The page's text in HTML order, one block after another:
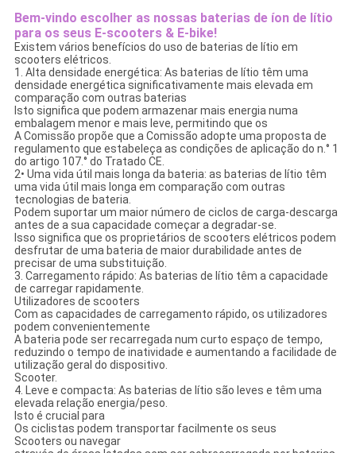
Bem-vindo escolher as nossas baterias de íon de lítio
para os seus E-scooters & E-bike!
Existem vários benefícios do uso de baterias de lítio em
scooters elétricos.
1. Alta densidade energética: As baterias de lítio têm uma
densidade energética significativamente mais elevada em
comparação com outras baterias
Isto significa que podem armazenar mais energia numa
embalagem menor e mais leve, permitindo que os
A Comissão propõe que a Comissão adopte uma proposta de
regulamento que estabeleça as condições de aplicação do n.° 1
do artigo 107.° do Tratado CE.
2• Uma vida útil mais longa da bateria: as baterias de lítio têm
uma vida útil mais longa em comparação com outras
tecnologias de bateria.
Podem suportar um maior número de ciclos de carga-descarga
antes de a sua capacidade começar a degradar-se.
Isso significa que os proprietários de scooters elétricos podem
desfrutar de uma bateria de maior durabilidade antes de
precisar de uma substituição.
3. Carregamento rápido: As baterias de lítio têm a capacidade
de carregar rapidamente.
Utilizadores de scooters
Com as capacidades de carregamento rápido, os utilizadores
podem convenientemente
A bateria pode ser recarregada num curto espaço de tempo,
reduzindo o tempo de inatividade e aumentando a facilidade de
utilização geral do dispositivo.
Scooter.
4. Leve e compacta: As baterias de lítio são leves e têm uma
elevada relação energia/peso.
Isto é crucial para
Os ciclistas podem transportar facilmente os seus
Scooters ou navegar